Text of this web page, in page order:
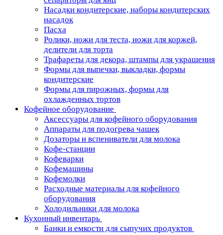
Насадки кондитерские, наборы кондитерских
насадок
Пасха
Ролики, ножи для теста, ножи для коржей,
делители для торта
Трафареты для декора, штампы для украшения
Формы для выпечки, выкладки, формы
кондитерские
Формы для пирожных, формы для
охлажденных тортов
Кофейное оборудование
Аксессуары для кофейного оборудования
Аппараты для подогрева чашек
Дозаторы и вспениватели для молока
Кофе-станции
Кофеварки
Кофемашины
Кофемолки
Расходные материалы для кофейного
оборудования
Холодильники для молока
Кухонный инвентарь
Банки и емкости для сыпучих продуктов